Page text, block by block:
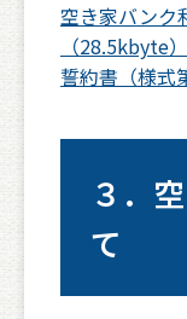
空き家バンク
（28.5kbyte）
誓約書（様式
３．
て